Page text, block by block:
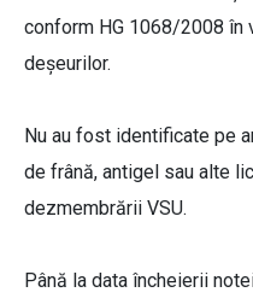
conform HG 1068/2008
deşeurilor.
Nu au fost identificate pe
de frână, antigel sau alte
dezmembrării VSU.
Până la data încheierii